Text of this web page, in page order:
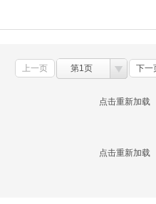
上一页 第1页 下一
点击重新加载
点击重新加载